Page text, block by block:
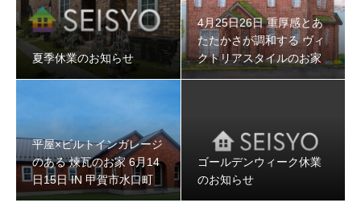
夏季休業のお知らせ
4月25日26日 重厚感とあ
たたかさが調和する ヴィ
クトリアスタイルのお家
平屋×ビルトインガレージ
のある 煉瓦のお家 6月14
日15日 IN 甲賀市水口町
ゴールデンウィーク休業
のお知らせ